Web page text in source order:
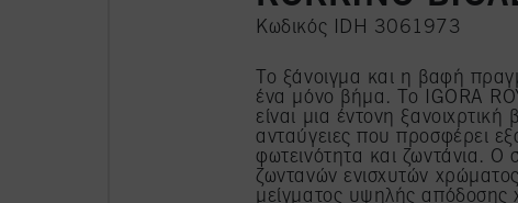
Κωδικός IDH 3061973
Το ξάνοιγμα και η βαφή
ένα μόνο βήμα. Το IGORA
είναι μια έντονη ξανοιχρτική
ανταύγειες που προσφέρει
φωτεινότητα και ζωντάνια. Ο
ζωντανών ενισχυτών
μείγματος υψηλής απόδοσης